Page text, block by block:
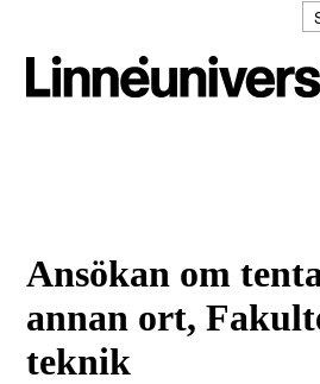
Ansökan om
annan ort,
teknik